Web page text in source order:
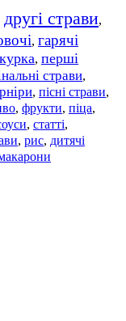
другі страви,
, гарячі
курка, перші
страви,
, пісні страви,
, фрукти, піца,
, статті,
, рис, дитячі